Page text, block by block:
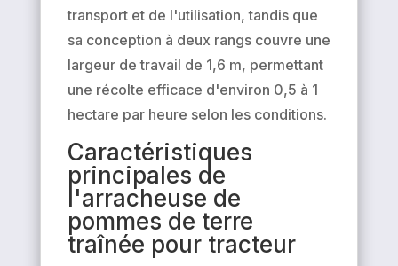
transport et de l'utilisation, tandis que
sa conception à deux rangs couvre une
largeur de travail de 1,6 m, permettant
une récolte efficace d'environ 0,5 à 1
hectare par heure selon les conditions.
Caractéristiques
principales de
l'arracheuse de
pommes de terre
traînée pour tracteur